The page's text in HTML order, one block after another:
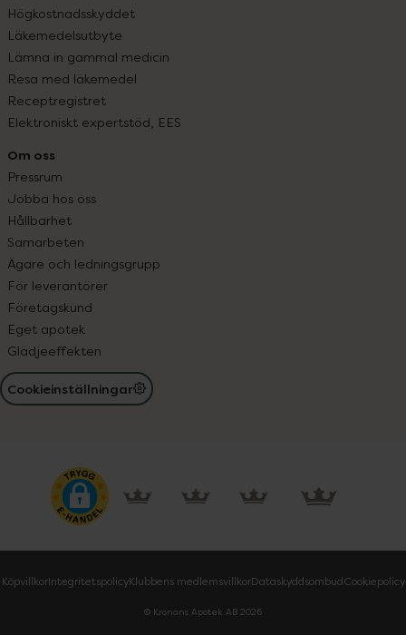
Högkostnadsskyddet
Läkemedelsutbyte
Lämna in gammal medicin
Resa med läkemedel
Receptregistret
Elektroniskt expertstöd, EES
Om oss
Pressrum
Jobba hos oss
Hållbarhet
Samarbeten
Ägare och ledningsgrupp
För leverantörer
Företagskund
Eget apotek
Glädjeeffekten
Cookieinställningar
KöpvillkorIntegritetspolicyKlubbens medlemsvillkorDataskyddsombudCookiepolicy
© Kronans Apotek AB 2026